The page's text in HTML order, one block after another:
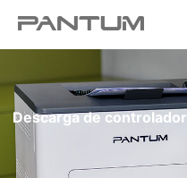
Descarga de